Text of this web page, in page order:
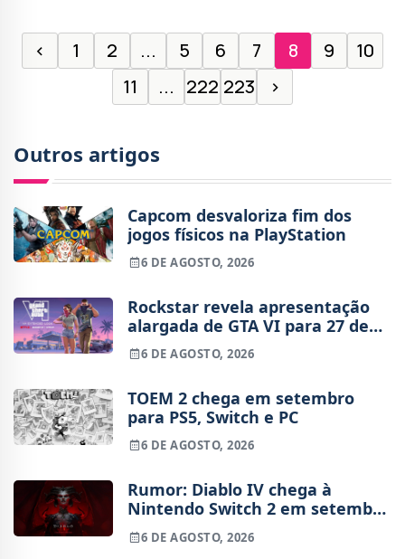
‹ 1 2 ... 5 6 7 8 9
10
11
... 222 223 ›
Outros artigos
Capcom desvaloriza fim dos
jogos físicos na PlayStation
6 DE AGOSTO, 2026
Rockstar revela apresentação
alargada de GTA VI para 27 de
agosto
6 DE AGOSTO, 2026
TOEM 2 chega em setembro
para PS5, Switch e PC
6 DE AGOSTO, 2026
Rumor: Diablo IV chega à
Nintendo Switch 2 em setembro
e vai custar o preço de um jogo
novo
6 DE AGOSTO, 2026